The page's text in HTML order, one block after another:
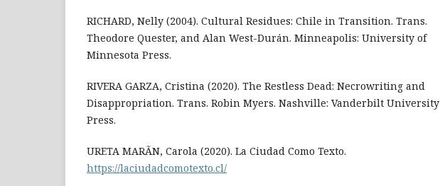
RICHARD, Nelly (2004). Cultural Residues: Chile in Transition. Trans.
Theodore Quester, and Alan West-Durán. Minneapolis: University of
Minnesota Press.
RIVERA GARZA, Cristina (2020). The Restless Dead: Necrowriting and
Disappropriation. Trans. Robin Myers. Nashville: Vanderbilt University
Press.
URETA MARÃN, Carola (2020). La Ciudad Como Texto.
https://laciudadcomotexto.cl/